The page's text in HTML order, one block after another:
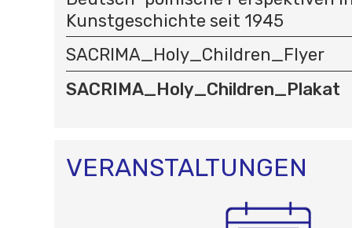
Kunstgeschichte seit 1945
SACRIMA_Holy_Children_Flyer
SACRIMA_Holy_Children_Plakat
VERANSTALTUNGEN